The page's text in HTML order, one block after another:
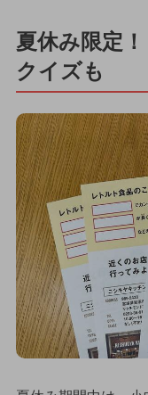
夏休み限定
クイズも